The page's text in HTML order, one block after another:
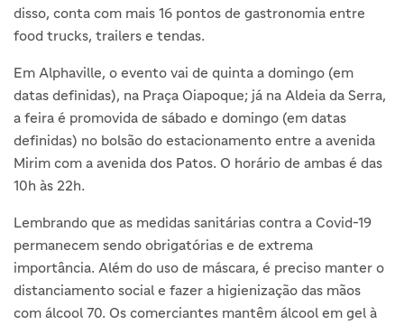
disso, conta com mais 16 pontos de gastronomia entre
food trucks, trailers e tendas.
Em Alphaville, o evento vai de quinta a domingo (em
datas definidas), na Praça Oiapoque; já na Aldeia da Serra,
a feira é promovida de sábado e domingo (em datas
definidas) no bolsão do estacionamento entre a avenida
Mirim com a avenida dos Patos. O horário de ambas é das
10h às 22h.
Lembrando que as medidas sanitárias contra a Covid-19
permanecem sendo obrigatórias e de extrema
importância. Além do uso de máscara, é preciso manter o
distanciamento social e fazer a higienização das mãos
com álcool 70. Os comerciantes mantêm álcool em gel à